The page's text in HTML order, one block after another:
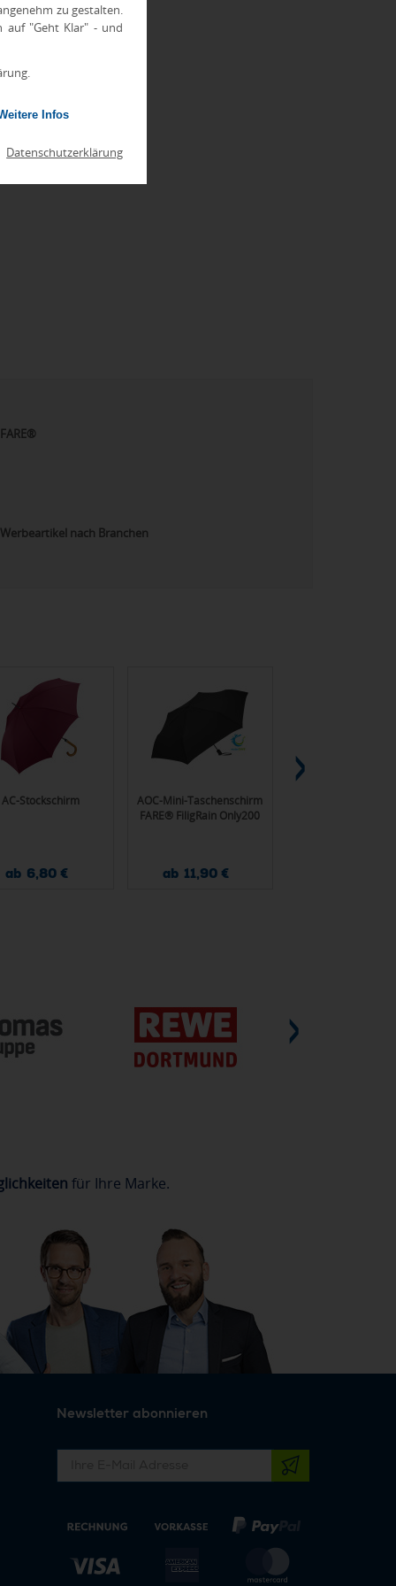
zu gestalten.
auf "Geht Klar" - und
Infos
Datenschutzerklärung
FARE®
Werbeartikel nach Branchen
AC-Stockschirm
ab 6,80 €
AOC-Mini-Taschenschirm
FARE® FiligRain Only200
ab 11,90 €
für Ihre Marke.
Newsletter abonnieren